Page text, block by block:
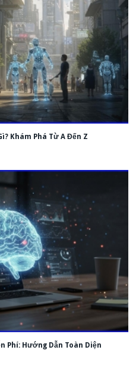
Khám Phá Từ A Đến Z
Phí: Hướng Dẫn Toàn Diện